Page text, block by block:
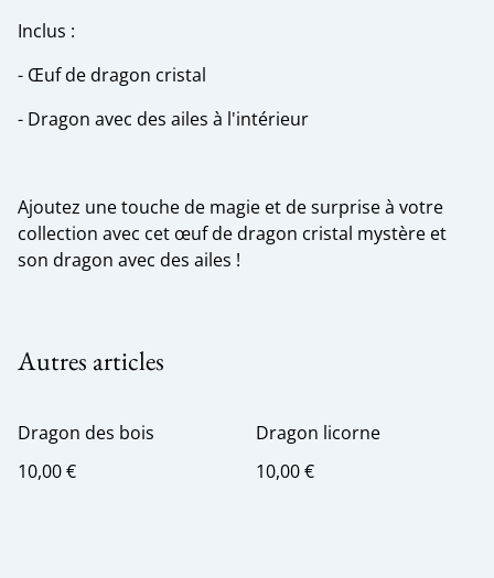
Inclus :
- Œuf de dragon cristal
- Dragon avec des ailes à l'intérieur
Ajoutez une touche de magie et de surprise à votre
collection avec cet œuf de dragon cristal mystère et
son dragon avec des ailes !
Autres articles
Dragon des bois
10,00 €
Dragon licorne
10,00 €